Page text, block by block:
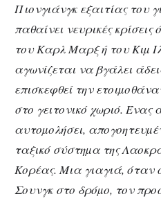
Πιονγιάνγκ εξαιτίας του
παθαίνει νευρικές
του Καρλ Μαρξ ή του Κιµ
αγωνίζεται να βγάλει
επισκεφθεί την
στο γειτονικό χωριό.
αυτοµολήσει,
ταξικό σύστηµα της
Κορέας. Μια γιαγιά, όταν
Σουνγκ στο δρόµο, τον